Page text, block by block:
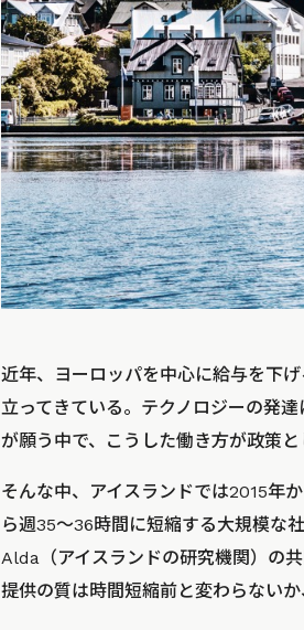
近年、ヨーロッパを中心に給与を下
立ってきている。テクノロジーの発
が願う中で、こうした働き方が政策と
そんな中、アイスランドでは2015年
ら週35～36時間に短縮する大規模な
Alda（アイスランドの研究機関）の
提供の質は時間短縮前と変わらないか